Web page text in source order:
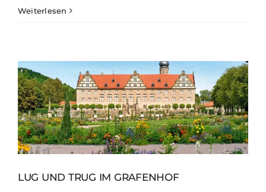
Weiterlesen
LUG UND TRUG IM GRAFENHOF